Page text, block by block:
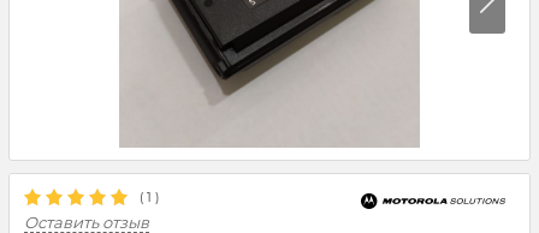
( 1 )
Оставить отзыв